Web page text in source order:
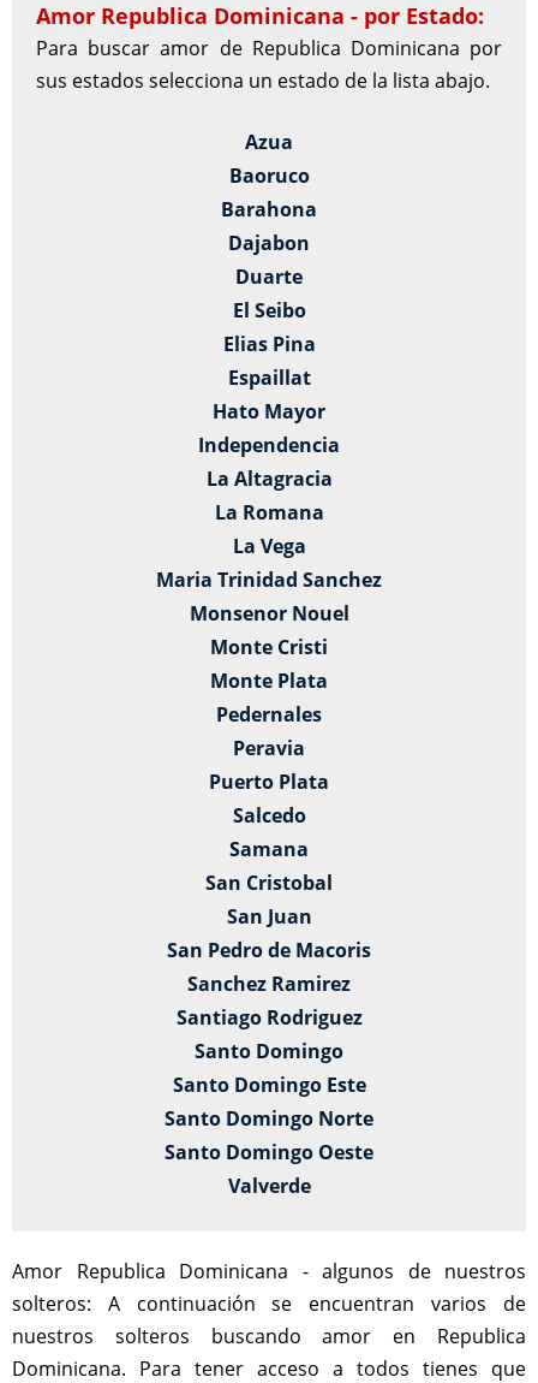
Amor Republica Dominicana - por Estado:
Para buscar amor de Republica Dominicana por
sus estados selecciona un estado de la lista abajo.
Azua
Baoruco
Barahona
Dajabon
Duarte
El Seibo
Elias Pina
Espaillat
Hato Mayor
Independencia
La Altagracia
La Romana
La Vega
Maria Trinidad Sanchez
Monsenor Nouel
Monte Cristi
Monte Plata
Pedernales
Peravia
Puerto Plata
Salcedo
Samana
San Cristobal
San Juan
San Pedro de Macoris
Sanchez Ramirez
Santiago Rodriguez
Santo Domingo
Santo Domingo Este
Santo Domingo Norte
Santo Domingo Oeste
Valverde
Amor Republica Dominicana - algunos de nuestros
solteros: A continuación se encuentran varios de
nuestros solteros buscando amor en Republica
Dominicana. Para tener acceso a todos tienes que